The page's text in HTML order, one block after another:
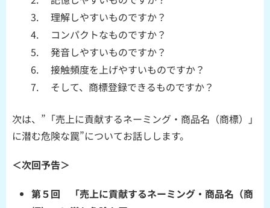
理解しやすいものですか？
コンパクトなものですか？
発音しやすいものですか？
接触頻度を上げやすいものですか？
そして、商標登録できるものですか？
次は、”「売上に貢献するネーミング・商品名（商標）」
に潜む危険な罠”についてお話しします。
＜次回予告＞
第５回 「売上に貢献するネーミング・商品名（商